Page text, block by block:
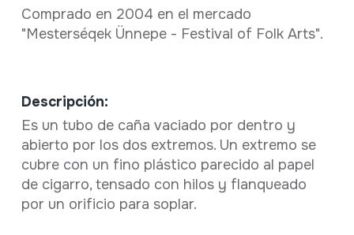
Comprado en 2004 en el mercado
"Mesterséqek Ünnepe - Festival of Folk Arts".
Descripción:
Es un tubo de caña vaciado por dentro y
abierto por los dos extremos. Un extremo se
cubre con un fino plástico parecido al papel
de cigarro, tensado con hilos y flanqueado
por un orificio para soplar.